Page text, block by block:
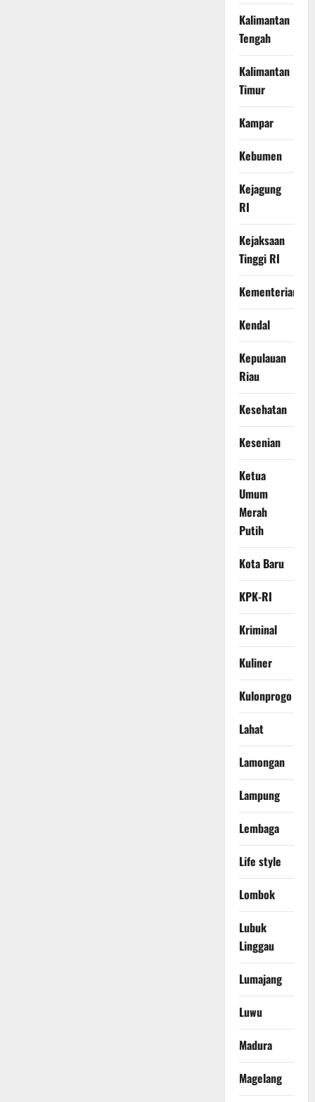
Kalimantan
Tengah
Kalimantan
Timur
Kampar
Kebumen
Kejagung
RI
Kejaksaan
Tinggi RI
Kementerian
Kendal
Kepulauan
Riau
Kesehatan
Kesenian
Ketua
Umum
Merah
Putih
Kota Baru
KPK-RI
Kriminal
Kuliner
Kulonprogo
Lahat
Lamongan
Lampung
Lembaga
Life style
Lombok
Lubuk
Linggau
Lumajang
Luwu
Madura
Magelang